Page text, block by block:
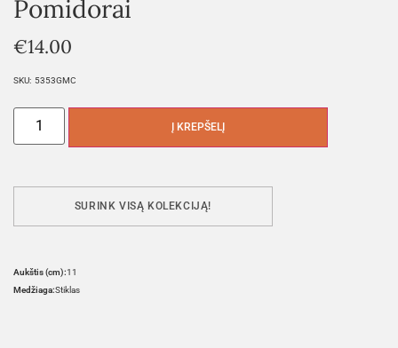
Pomidorai
€14.00
SKU: 5353GMC
Į KREPŠELĮ
SURINK VISĄ KOLEKCIJĄ!
Aukštis (cm):11
Medžiaga:Stiklas